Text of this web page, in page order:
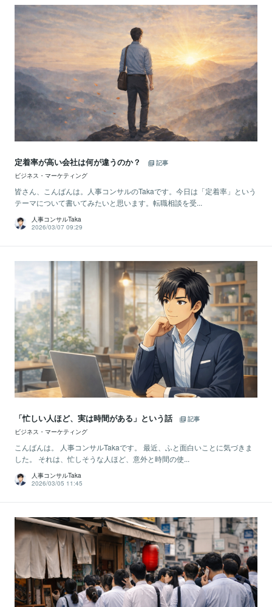
定着率が高い会社は何が違うのか？
記事
ビジネス・マーケティング
皆さん、こんばんは。人事コンサルのTakaです。今日は「定着率」という
テーマについて書いてみたいと思います。転職相談を受...
人事コンサルTaka
2026/03/07 09:29
「忙しい人ほど、実は時間がある」という話
記事
ビジネス・マーケティング
こんばんは。 人事コンサルTakaです。 最近、ふと面白いことに気づきま
した。 それは、忙しそうな人ほど、意外と時間の使...
人事コンサルTaka
2026/03/05 11:45